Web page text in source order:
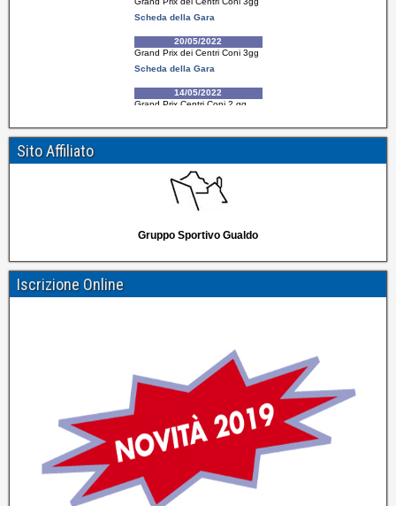
Sito Affiliato
Gruppo Sportivo Gualdo
Iscrizione Online